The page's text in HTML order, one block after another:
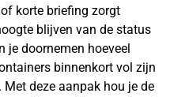
korte briefing zorgt
blijven van de status
doornemen hoeveel
binnenkort vol zijn
deze aanpak hou je de